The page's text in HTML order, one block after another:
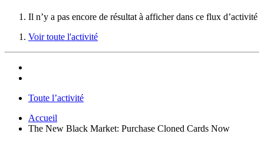
Il n’y a pas encore de résultat à afficher dans ce flux d’activité
Voir toute l'activité
Toute l’activité
Accueil
The New Black Market: Purchase Cloned Cards Now